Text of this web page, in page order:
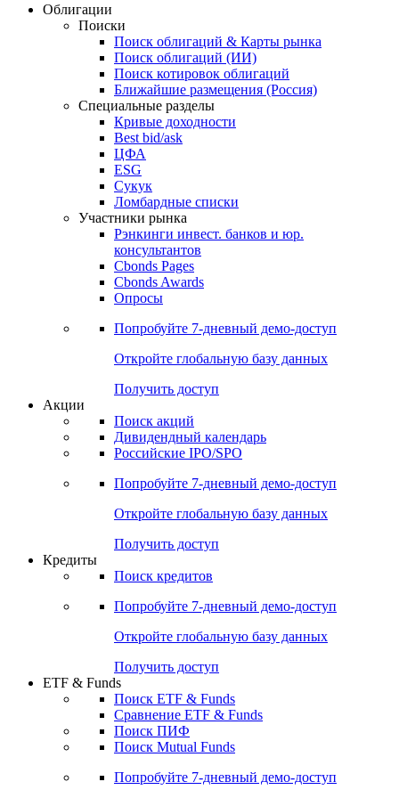
Облигации
Поиски
Поиск облигаций & Карты рынка
Поиск облигаций (ИИ)
Поиск котировок облигаций
Ближайшие размещения (Россия)
Специальные разделы
Кривые доходности
Best bid/ask
ЦФА
ESG
Сукук
Ломбардные списки
Участники рынка
Рэнкинги инвест. банков и юр.
консультантов
Cbonds Pages
Cbonds Awards
Опросы
Попробуйте 7-дневный демо-доступ
Откройте глобальную базу данных
Получить доступ
Акции
Поиск акций
Дивидендный календарь
Российские IPO/SPO
Попробуйте 7-дневный демо-доступ
Откройте глобальную базу данных
Получить доступ
Кредиты
Поиск кредитов
Попробуйте 7-дневный демо-доступ
Откройте глобальную базу данных
Получить доступ
ETF & Funds
Поиск ETF & Funds
Сравнение ETF & Funds
Поиск ПИФ
Поиск Mutual Funds
Попробуйте 7-дневный демо-доступ